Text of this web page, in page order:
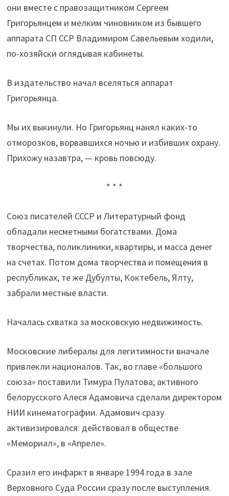
они вместе с правозащитником Сергеем
Григорьянцем и мелким чиновником из бывшего
аппарата СП ССР Владимиром Савельевым ходили,
по-хозяйски оглядывая кабинеты.
В издательство начал вселяться аппарат
Григорьянца.
Мы их выкинули. Но Григорьянц нанял каких-то
отморозков, ворвавшихся ночью и избивших охрану.
Прихожу назавтра, — кровь повсюду.
* * *
Союз писателей СССР и Литературный фонд
обладали несметными богатствами. Дома
творчества, поликлиники, квартиры, и масса денег
на счетах. Потом дома творчества и помещения в
республиках, те же Дубулты, Коктебель, Ялту,
забрали местные власти.
Началась схватка за московскую недвижимость.
Московские либералы для легитимности вначале
привлекли националов. Так, во главе «большого
союза» поставили Тимура Пулатова; активного
белорусского Алеся Адамовича сделали директором
НИИ кинематографии. Адамович сразу
активизировался: действовал в обществе
«Мемориал», в «Апреле».
Сразил его инфаркт в январе 1994 года в зале
Верховного Суда России сразу после выступления.